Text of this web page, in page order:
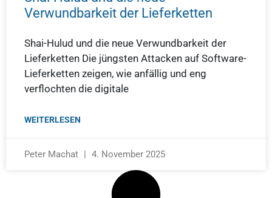
Verwundbarkeit der Lieferketten
Shai-Hulud und die neue Verwundbarkeit der
Lieferketten Die jüngsten Attacken auf Software-
Lieferketten zeigen, wie anfällig und eng
verflochten die digitale
WEITERLESEN
Peter Machat 4. November 2025